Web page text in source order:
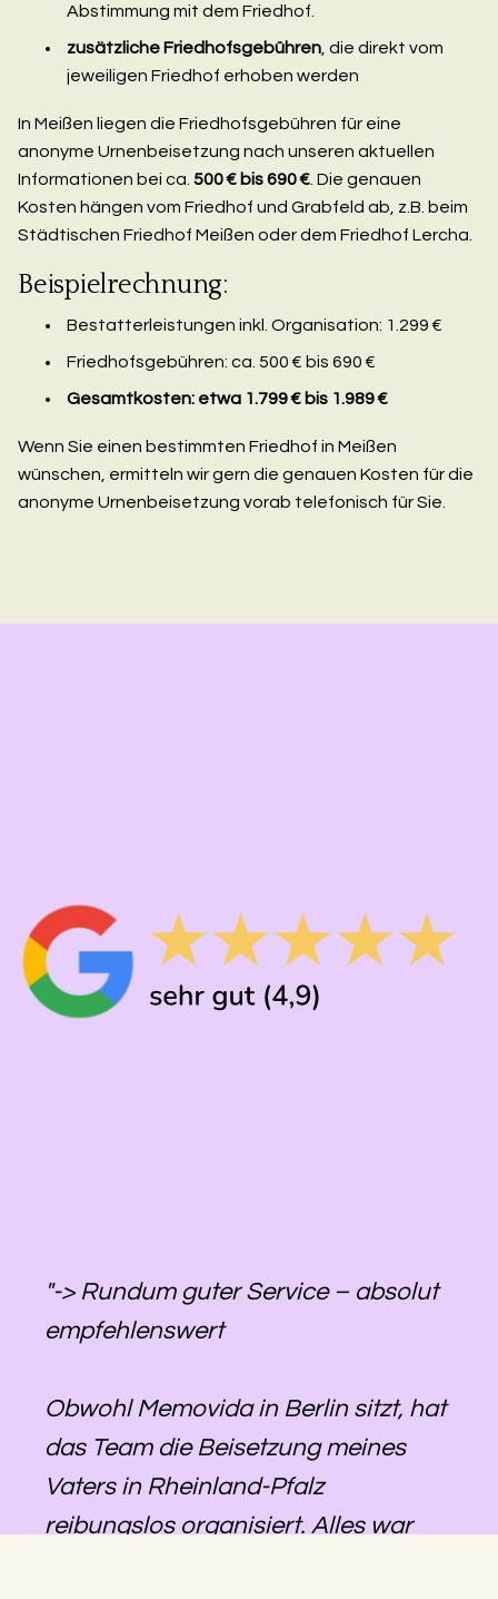
Abstimmung mit dem Friedhof.
zusätzliche Friedhofsgebühren , die direkt vom
jeweiligen Friedhof erhoben werden
In Meißen liegen die Friedhofsgebühren für eine
anonyme Urnenbeisetzung nach unseren aktuellen
Informationen bei ca. 500 € bis 690 € . Die genauen
Kosten hängen vom Friedhof und Grabfeld ab, z.B. beim
Städtischen Friedhof Meißen oder dem Friedhof Lercha.
Beispielrechnung:
Bestatterleistungen inkl. Organisation: 1.299 €
Friedhofsgebühren: ca. 500 € bis 690 €
Gesamtkosten: etwa 1.799 € bis 1.989 €
Wenn Sie einen bestimmten Friedhof in Meißen
wünschen, ermitteln wir gern die genauen Kosten für die
anonyme Urnenbeisetzung vorab telefonisch für Sie.
"-> Rundum guter Service – absolut
empfehlenswert
Obwohl Memovida in Berlin sitzt, hat
das Team die Beisetzung meines
Vaters in Rheinland-Pfalz
reibungslos organisiert. Alles war